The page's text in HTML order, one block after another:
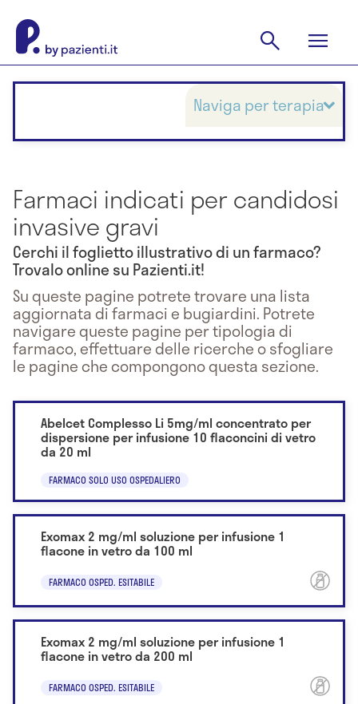
Farmaci indicati per candidosi
invasive gravi
Cerchi il foglietto illustrativo di un farmaco?
Trovalo online su Pazienti.it!
Su queste pagine potrete trovare una lista
aggiornata di farmaci e bugiardini. Potrete
navigare queste pagine per tipologia di
farmaco, effettuare delle ricerche o sfogliare
le pagine che compongono questa sezione.
Abelcet Complesso Li 5mg/ml concentrato per
dispersione per infusione 10 flaconcini di vetro
da 20 ml
FARMACO SOLO USO OSPEDALIERO
Exomax 2 mg/ml soluzione per infusione 1
flacone in vetro da 100 ml
FARMACO OSPED. ESITABILE
Exomax 2 mg/ml soluzione per infusione 1
flacone in vetro da 200 ml
FARMACO OSPED. ESITABILE
Naviga per terapia